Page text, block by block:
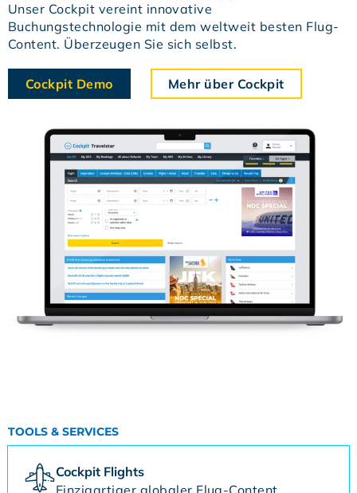
Unser Cockpit vereint innovative
Buchungstechnologie mit dem weltweit besten Flug-
Content. Überzeugen Sie sich selbst.
Cockpit Demo Mehr über Cockpit
TOOLS & SERVICES
Cockpit Flights
Einzigartiger globaler Flug-Content,